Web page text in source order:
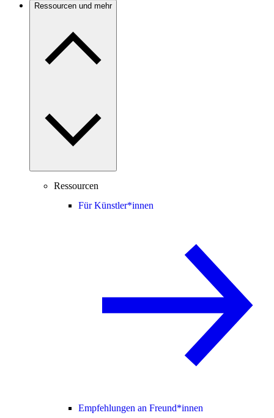
Ressourcen und mehr
Ressourcen
Für Künstler*innen
Empfehlungen an Freund*innen